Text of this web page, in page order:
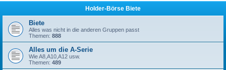
Holder-Börse Biete
Biete
Alles was nicht in die anderen Gruppen passt
Themen: 888
Alles um die A-Serie
Wie A8,A10,A12 usw.
Themen: 489